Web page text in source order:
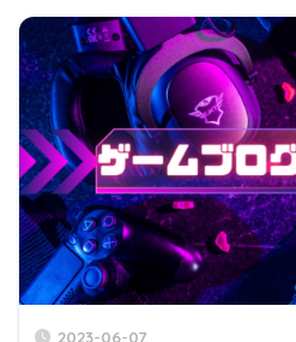
2023-06-07